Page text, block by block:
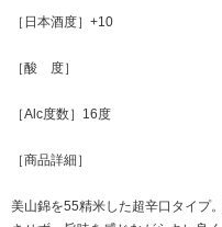
［日本酒度］+10
［酸 度］
［Alc度数］16度
［商品詳細］
美山錦を55精米した超辛口タイプ